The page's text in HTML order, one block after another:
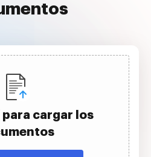
para cargar los